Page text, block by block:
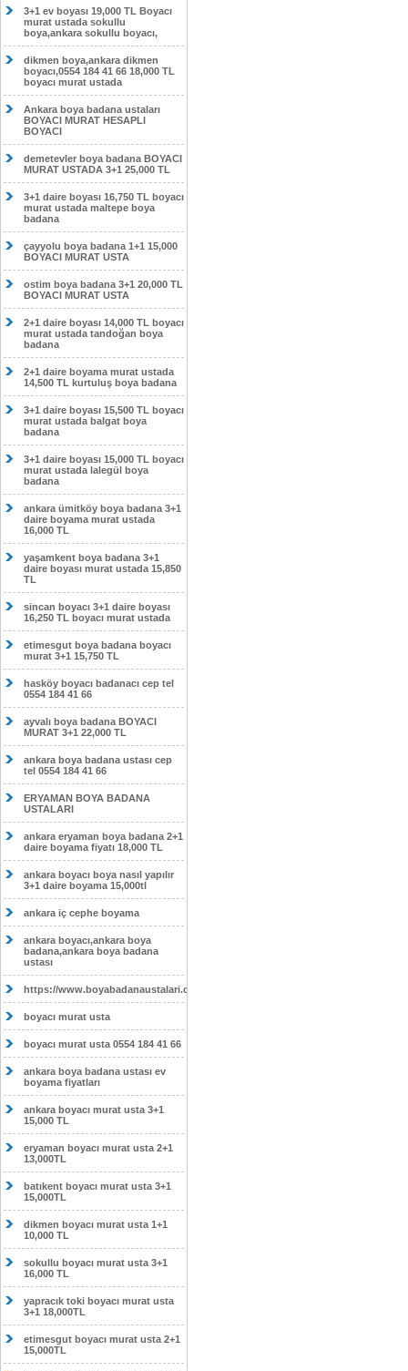
3+1 ev boyası 19,000 TL Boyacı
murat ustada sokullu
boya,ankara sokullu boyacı,
dikmen boya,ankara dikmen
boyacı,0554 184 41 66 18,000 TL
boyacı murat ustada
Ankara boya badana ustaları
BOYACI MURAT HESAPLI
BOYACI
demetevler boya badana BOYACI
MURAT USTADA 3+1 25,000 TL
3+1 daire boyası 16,750 TL boyacı
murat ustada maltepe boya
badana
çayyolu boya badana 1+1 15,000
BOYACI MURAT USTA
ostim boya badana 3+1 20,000 TL
BOYACI MURAT USTA
2+1 daire boyası 14,000 TL boyacı
murat ustada tandoğan boya
badana
2+1 daire boyama murat ustada
14,500 TL kurtuluş boya badana
3+1 daire boyası 15,500 TL boyacı
murat ustada balgat boya
badana
3+1 daire boyası 15,000 TL boyacı
murat ustada lalegül boya
badana
ankara ümitköy boya badana 3+1
daire boyama murat ustada
16,000 TL
yaşamkent boya badana 3+1
daire boyası murat ustada 15,850
TL
sincan boyacı 3+1 daire boyası
16,250 TL boyacı murat ustada
etimesgut boya badana boyacı
murat 3+1 15,750 TL
hasköy boyacı badanacı cep tel
0554 184 41 66
ayvalı boya badana BOYACI
MURAT 3+1 22,000 TL
ankara boya badana ustası cep
tel 0554 184 41 66
ERYAMAN BOYA BADANA
USTALARI
ankara eryaman boya badana 2+1
daire boyama fiyatı 18,000 TL
ankara boyacı boya nasıl yapılır
3+1 daire boyama 15,000tl
ankara iç cephe boyama
ankara boyacı,ankara boya
badana,ankara boya badana
ustası
https://www.boyabadanaustalari.com/
boyacı murat usta
boyacı murat usta 0554 184 41 66
ankara boya badana ustası ev
boyama fiyatları
ankara boyacı murat usta 3+1
15,000 TL
eryaman boyacı murat usta 2+1
13,000TL
batıkent boyacı murat usta 3+1
15,000TL
dikmen boyacı murat usta 1+1
10,000 TL
sokullu boyacı murat usta 3+1
16,000 TL
yapracık toki boyacı murat usta
3+1 18,000TL
etimesgut boyacı murat usta 2+1
15,000TL